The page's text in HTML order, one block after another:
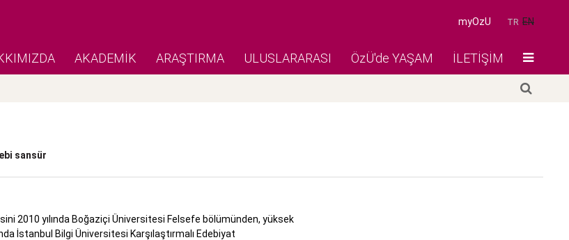
TR EN
myOzU
AKADEMİK ARAŞTIRMA ULUSLARARASI ÖzÜ'de YAŞAM İLETİŞİM
sansür
2010 yılında Boğaziçi Üniversitesi Felsefe bölümünden, yüksek
İstanbul Bilgi Üniversitesi Karşılaştırmalı Edebiyat